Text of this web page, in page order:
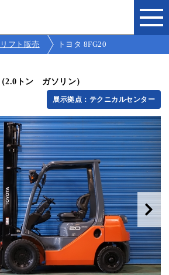
フト販売 トヨタ 8FG20
（2.0トン ガソリン）
展示拠点：テクニカルセンター